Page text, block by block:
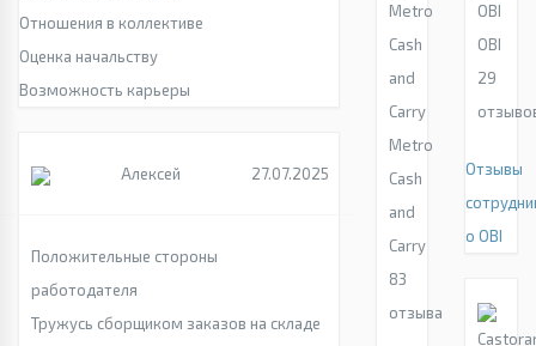
Отношения в коллективе
Оценка начальству
Возможность карьеры
Алексей 27.07.2025
Положительные стороны
работодателя
Тружусь сборщиком заказов на складе
Metro
Cash
and
Carry
83
отзыва
OBI
29
Отзывы
о OBI